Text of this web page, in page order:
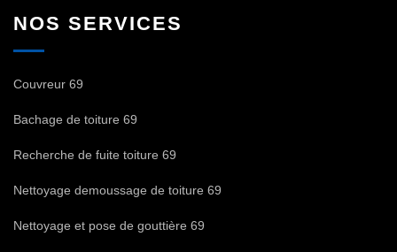
NOS SERVICES
Couvreur 69
Bachage de toiture 69
Recherche de fuite toiture 69
Nettoyage demoussage de toiture 69
Nettoyage et pose de gouttière 69